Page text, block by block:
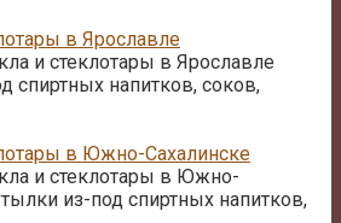
в Ярославле
и стеклотары в Ярославле
спиртных напитков, соков,
в Южно-Сахалинске
и стеклотары в Южно-
из-под спиртных напитков,